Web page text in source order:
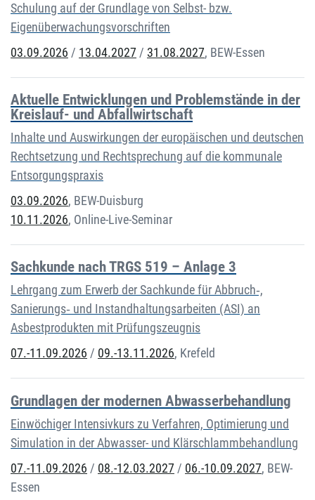
Schulung auf der Grundlage von Selbst- bzw.
Eigenüberwachungsvorschriften
03.09.2026 / 13.04.2027 / 31.08.2027, BEW-Essen
Aktuelle Entwicklungen und Problemstände in der
Kreislauf- und Abfallwirtschaft
Inhalte und Auswirkungen der europäischen und deutschen
Rechtsetzung und Rechtsprechung auf die kommunale
Entsorgungspraxis
03.09.2026, BEW-Duisburg
10.11.2026, Online-Live-Seminar
Sachkunde nach TRGS 519 – Anlage 3
Lehrgang zum Erwerb der Sachkunde für Abbruch‐,
Sanierungs‐ und Instandhaltungsarbeiten (ASI) an
Asbestprodukten mit Prüfungszeugnis
07.-11.09.2026 / 09.-13.11.2026, Krefeld
Grundlagen der modernen Abwasserbehandlung
Einwöchiger Intensivkurs zu Verfahren, Optimierung und
Simulation in der Abwasser- und Klärschlammbehandlung
07.-11.09.2026 / 08.-12.03.2027 / 06.-10.09.2027, BEW-
Essen